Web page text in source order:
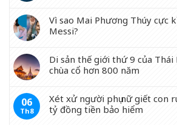
Vì sao Mai Phương Thúy cực
Messi?
Di sản thế giới thứ 9 của
chùa cổ hơn 800 năm
06
Th8
Xét xử người phụ nữ giết con
tỷ đồng tiền bảo hiểm